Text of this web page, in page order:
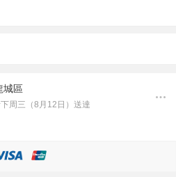
城區
周三（8月12日）送達